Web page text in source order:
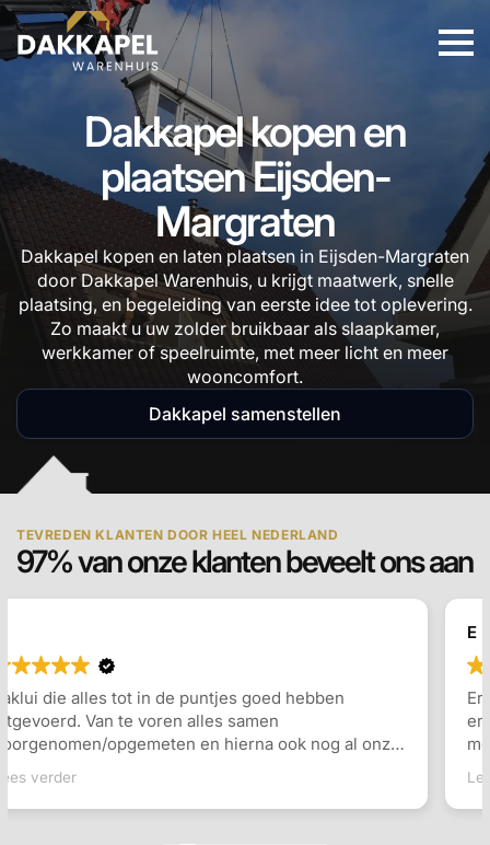
Dakkapel kopen en
plaatsen Eijsden-
Margraten
Dakkapel kopen en laten plaatsen in Eijsden-Margraten
door Dakkapel Warenhuis, u krijgt maatwerk, snelle
plaatsing, en begeleiding van eerste idee tot oplevering.
Zo maakt u uw zolder bruikbaar als slaapkamer,
werkkamer of speelruimte, met meer licht en meer
wooncomfort.
Dakkapel samenstellen
TEVREDEN KLANTEN DOOR HEEL NEDERLAND
97% van onze klanten beveelt ons aan
Erg tevreden over het geleverde dakkapel. Inmeten
en plaatsing ging erg vlot, en er werd goed
meegedacht over de indeling en de keuzes die
gemaakt konden worden. Communicatie ging goed
en snel antwoord op vragen. Ook de monteurs waren
erg vriendelijk en vakkundig. Zeker een aanrader!
Lees verder